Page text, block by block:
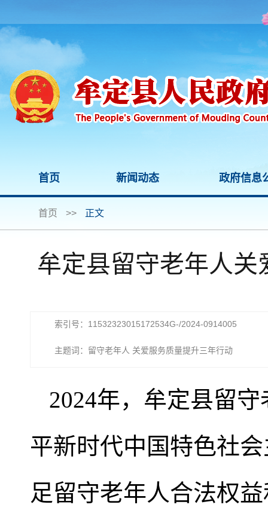
首页 新闻动态 政府信息
首页 >> 正文
牟定县留守老年人
索引号：11532323015172534G-/2024-0914005
主题词：留守老年人 关爱服务质量提升三年行动
2024年，牟定县留
平新时代中国特色社
足留守老年人合法权